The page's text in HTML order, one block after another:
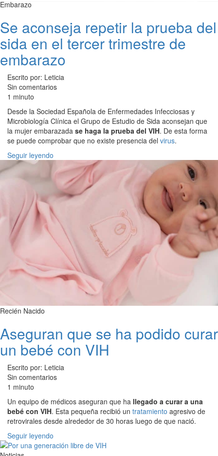
Embarazo
Se aconseja repetir la prueba del
sida en el tercer trimestre de
embarazo
Escrito por: Leticia
Sin comentarios
1 minuto
Desde la Sociedad Española de Enfermedades Infecciosas y
Microbiología Clínica el Grupo de Estudio de Sida aconsejan que
la mujer embarazada se haga la prueba del VIH. De esta forma
se puede comprobar que no existe presencia del virus.
Seguir leyendo
Recién Nacido
Aseguran que se ha podido curar
un bebé con VIH
Escrito por: Leticia
Sin comentarios
1 minuto
Un equipo de médicos aseguran que ha llegado a curar a una
bebé con VIH. Esta pequeña recibió un tratamiento agresivo de
retrovirales desde alrededor de 30 horas luego de que nació.
Seguir leyendo